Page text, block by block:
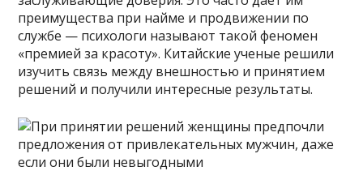
преимущества при найме и продвижении по
службе — психологи называют такой феномен
«премией за красоту». Китайские ученые решили
изучить связь между внешностью и принятием
решений и получили интересные результаты.